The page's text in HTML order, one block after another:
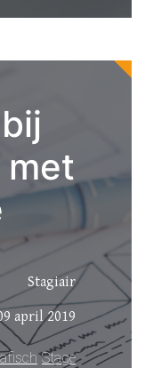
met
Stagiair
april 2019
Stage